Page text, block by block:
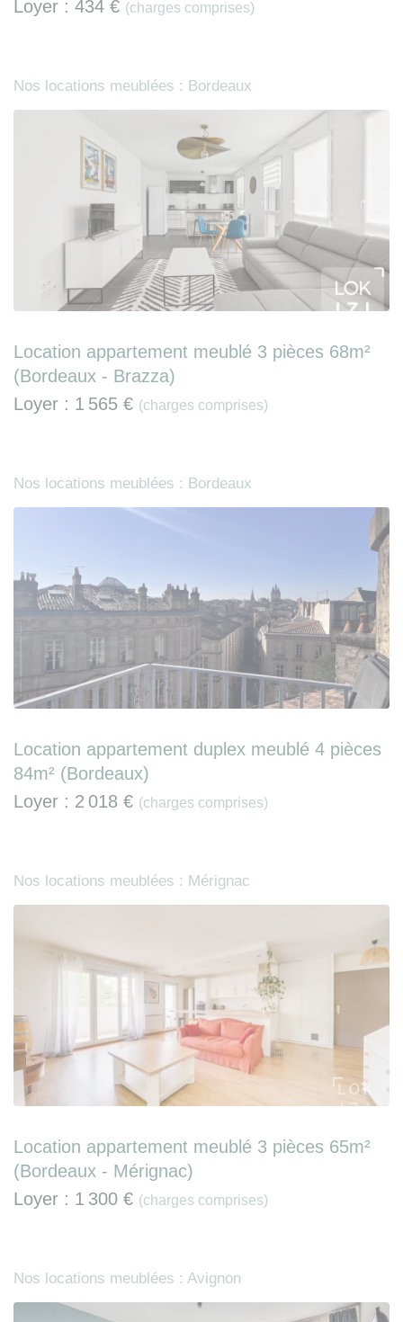
Loyer : 434 € (charges comprises)
Nos locations meublées : Bordeaux
Location appartement meublé 3 pièces 68m²
(Bordeaux - Brazza)
Loyer : 1 565 € (charges comprises)
Nos locations meublées : Bordeaux
Location appartement duplex meublé 4 pièces
84m² (Bordeaux)
Loyer : 2 018 € (charges comprises)
Nos locations meublées : Mérignac
Location appartement meublé 3 pièces 65m²
(Bordeaux - Mérignac)
Loyer : 1 300 € (charges comprises)
Nos locations meublées : Avignon